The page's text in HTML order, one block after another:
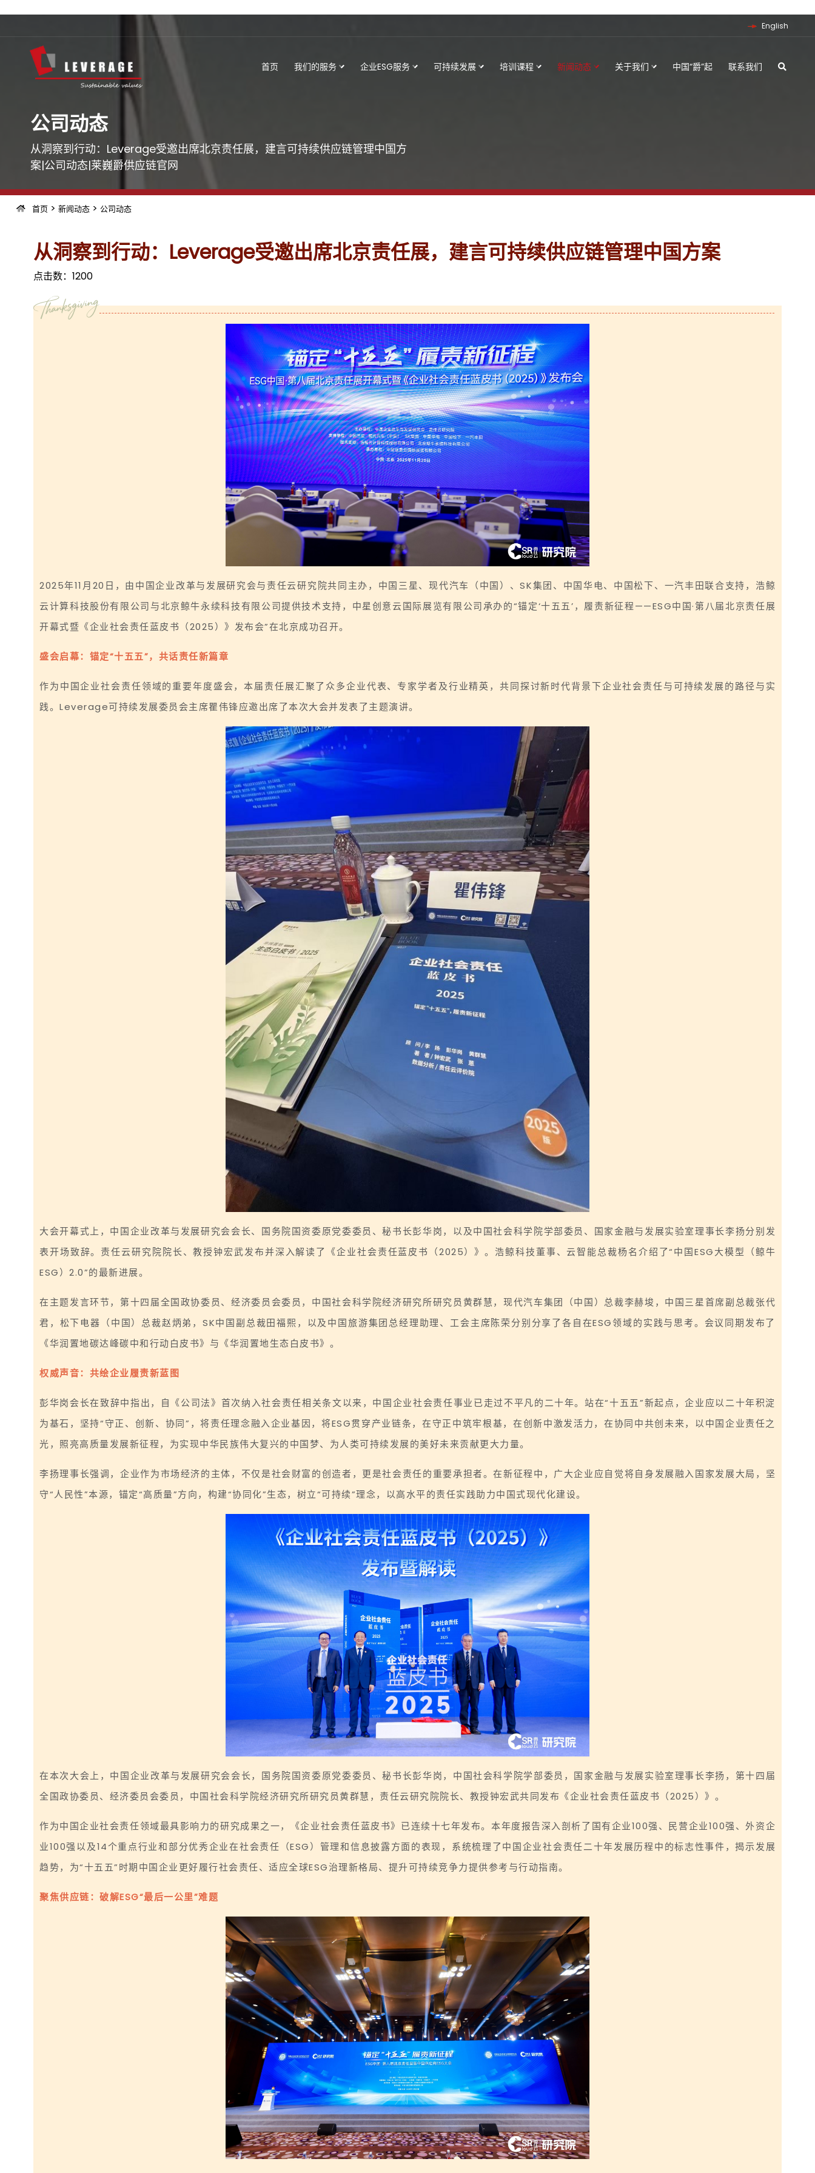
English
首页 我们的服务 企业ESG服务 可持续发展 培训课程 新闻动态 关于我们 中国“爵”起 联系我们
公司动态
从洞察到行动：Leverage受邀出席北京责任展，建言可持续供应链管理中国方
案|公司动态|莱巍爵供应链官网
首页> 新闻动态> 公司动态
从洞察到行动：Leverage受邀出席北京责任展，建言可持续供应链管理中国方案
点击数： 1200
2025年11月20日，由中国企业改革与发展研究会与责任云研究院共同主办，中国三星、现代汽车（中国）、SK集团、中国华电、中国松下、一汽丰田联合支持，浩鲸
云计算科技股份有限公司与北京鲸牛永续科技有限公司提供技术支持，中星创意云国际展览有限公司承办的“锚定‘十五五’，履责新征程——ESG中国·第八届北京责任展
开幕式暨《企业社会责任蓝皮书（2025）》发布会”在北京成功召开。
盛会启幕：锚定“十五五”，共话责任新篇章
作为中国企业社会责任领域的重要年度盛会，本届责任展汇聚了众多企业代表、专家学者及行业精英，共同探讨新时代背景下企业社会责任与可持续发展的路径与实
践。Leverage可持续发展委员会主席瞿伟锋应邀出席了本次大会并发表了主题演讲。
大会开幕式上，中国企业改革与发展研究会会长、国务院国资委原党委委员、秘书长彭华岗，以及中国社会科学院学部委员、国家金融与发展实验室理事长李扬分别发
表开场致辞。责任云研究院院长、教授钟宏武发布并深入解读了《企业社会责任蓝皮书（2025）》。浩鲸科技董事、云智能总裁杨名介绍了“中国ESG大模型（鲸牛
ESG）2.0”的最新进展。
在主题发言环节，第十四届全国政协委员、经济委员会委员，中国社会科学院经济研究所研究员黄群慧，现代汽车集团（中国）总裁李赫埈，中国三星首席副总裁张代
君，松下电器（中国）总裁赵炳弟，SK中国副总裁田福熙，以及中国旅游集团总经理助理、工会主席陈荣分别分享了各自在ESG领域的实践与思考。会议同期发布了
《华润置地碳达峰碳中和行动白皮书》与《华润置地生态白皮书》。
权威声音：共绘企业履责新蓝图
彭华岗会长在致辞中指出，自《公司法》首次纳入社会责任相关条文以来，中国企业社会责任事业已走过不平凡的二十年。站在“十五五”新起点，企业应以二十年积淀
为基石，坚持“守正、创新、协同”，将责任理念融入企业基因，将ESG贯穿产业链条，在守正中筑牢根基，在创新中激发活力，在协同中共创未来，以中国企业责任之
光，照亮高质量发展新征程，为实现中华民族伟大复兴的中国梦、为人类可持续发展的美好未来贡献更大力量。
李扬理事长强调，企业作为市场经济的主体，不仅是社会财富的创造者，更是社会责任的重要承担者。在新征程中，广大企业应自觉将自身发展融入国家发展大局，坚
守“人民性”本源，锚定“高质量”方向，构建“协同化”生态，树立“可持续”理念，以高水平的责任实践助力中国式现代化建设。
在本次大会上，中国企业改革与发展研究会会长，国务院国资委原党委委员、秘书长彭华岗，中国社会科学院学部委员，国家金融与发展实验室理事长李扬，第十四届
全国政协委员、经济委员会委员，中国社会科学院经济研究所研究员黄群慧，责任云研究院院长、教授钟宏武共同发布《企业社会责任蓝皮书（2025）》。
作为中国企业社会责任领域最具影响力的研究成果之一，《企业社会责任蓝皮书》已连续十七年发布。本年度报告深入剖析了国有企业100强、民营企业100强、外资企
业100强以及14个重点行业和部分优秀企业在社会责任（ESG）管理和信息披露方面的表现，系统梳理了中国企业社会责任二十年发展历程中的标志性事件，揭示发展
趋势，为“十五五”时期中国企业更好履行社会责任、适应全球ESG治理新格局、提升可持续竞争力提供参考与行动指南。
聚焦供应链：破解ESG“最后一公里”难题